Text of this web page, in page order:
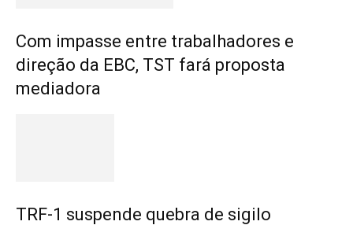
Com impasse entre trabalhadores e
direção da EBC, TST fará proposta
mediadora
TRF-1 suspende quebra de sigilo